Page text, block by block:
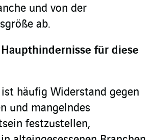
und von der
ab.
für diese
häufig Widerstand gegen
und mangelndes
festzustellen,